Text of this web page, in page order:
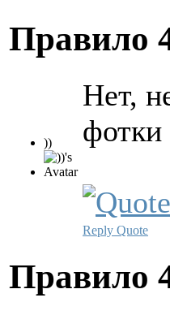
Правило
))
Нет,
Reply Quote
Правило